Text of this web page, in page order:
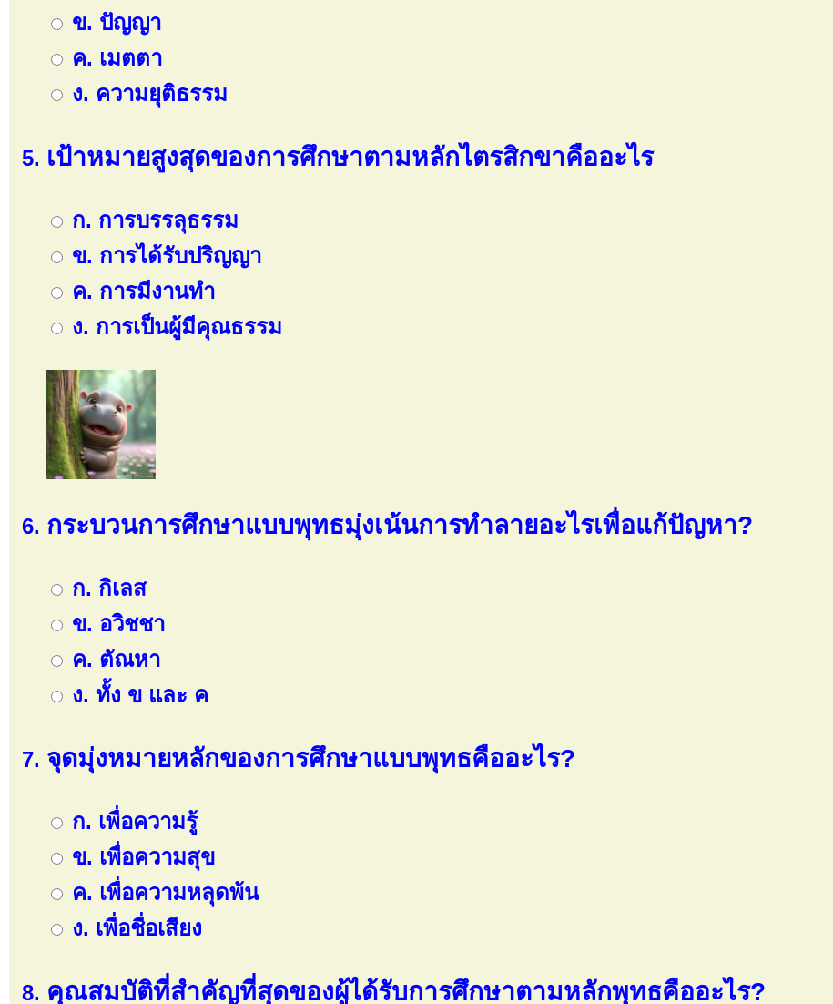
ข. ปัญญา
ค. เมตตา
ง. ความยุติธรรม
เป้าหมายสูงสุดของการศึกษาตามหลักไตรสิกขาคืออะไร
ก. การบรรลุธรรม
ข. การได้รับปริญญา
ค. การมีงานทำ
ง. การเป็นผู้มีคุณธรรม
กระบวนการศึกษาแบบพุทธมุ่งเน้นการทำลายอะไรเพื่อแก้ปัญหา?
ก. กิเลส
ข. อวิชชา
ค. ตัณหา
ง. ทั้ง ข และ ค
จุดมุ่งหมายหลักของการศึกษาแบบพุทธคืออะไร?
ก. เพื่อความรู้
ข. เพื่อความสุข
ค. เพื่อความหลุดพ้น
ง. เพื่อชื่อเสียง
คุณสมบัติที่สำคัญที่สุดของผู้ได้รับการศึกษาตามหลักพุทธคืออะไร?